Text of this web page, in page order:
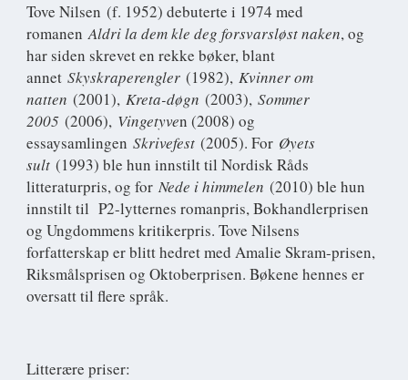
Tove Nilsen (f. 1952) debuterte i 1974 med
romanenAldri la dem kle deg forsvarsløst naken, og
har siden skrevet en rekke bøker, blant
annet Skyskraperengler (1982), Kvinner om
natten (2001), Kreta-døgn (2003), Sommer
2005 (2006), Vingetyven (2008) og
essaysamlingen Skrivefest (2005). For Øyets
sult (1993) ble hun innstilt til Nordisk Råds
litteraturpris, og for Nede i himmelen (2010) ble hun
innstilt til P2-lytternes romanpris, Bokhandlerprisen
og Ungdommens kritikerpris. Tove Nilsens
forfatterskap er blitt hedret med Amalie Skram-prisen,
Riksmålsprisen og Oktoberprisen. Bøkene hennes er
oversatt til flere språk.
Litterære priser: